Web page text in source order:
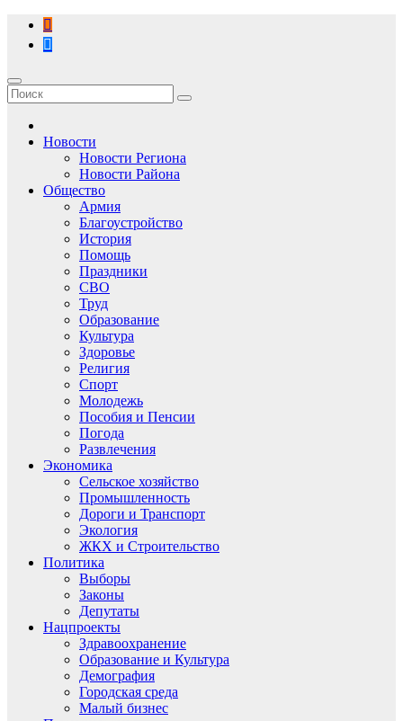
Перейти
содержимому
Новости
Новости Региона
Новости Района
Общество
Армия
Благоустройство
История
Помощь
Праздники
СВО
Труд
Образование
Культура
Здоровье
Религия
Спорт
Молодежь
Пособия и Пенсии
Погода
Развлечения
Экономика
Сельское хозяйство
Промышленность
Дороги и Транспорт
Экология
ЖКХ и Строительство
Политика
Выборы
Законы
Депутаты
Нацпроекты
Здравоохранение
Образование и Культура
Демография
Городская среда
Малый бизнес